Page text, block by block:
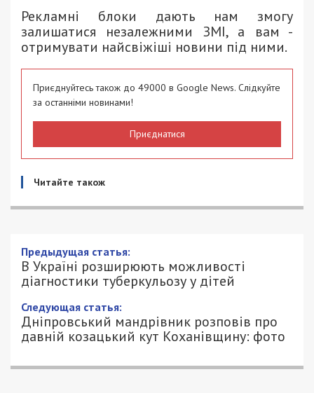
Рекламні блоки дають нам змогу
залишатися незалежними ЗМІ, а вам -
отримувати найсвіжіші новини під ними.
Приєднуйтесь також до 49000 в Google News. Слідкуйте
за останніми новинами!
Приєднатися
Читайте також
Предыдущая статья:
В Україні розширюють можливості
діагностики туберкульозу у дітей
Следующая статья:
Дніпровський мандрівник розповів про
давній козацький кут Коханівщину: фото